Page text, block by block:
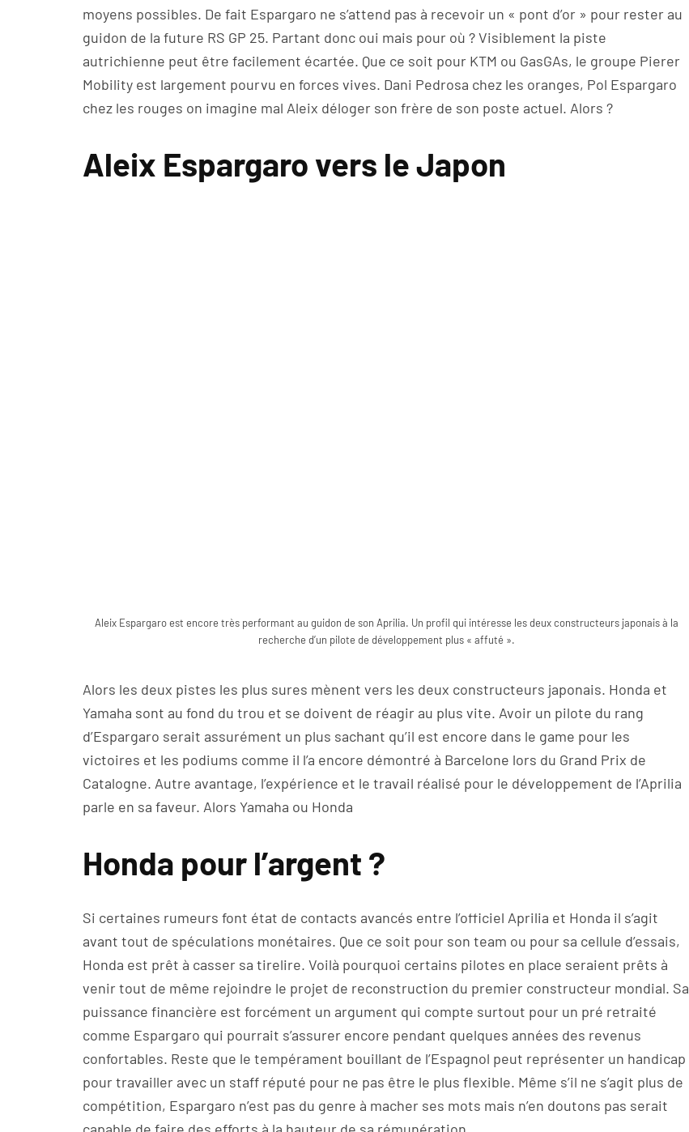
moyens possibles. De fait Espargaro ne s’attend pas à recevoir un « pont d’or » pour rester au
guidon de la future RS GP 25. Partant donc oui mais pour où ? Visiblement la piste
autrichienne peut être facilement écartée. Que ce soit pour KTM ou GasGAs, le groupe Pierer
Mobility est largement pourvu en forces vives. Dani Pedrosa chez les oranges, Pol Espargaro
chez les rouges on imagine mal Aleix déloger son frère de son poste actuel. Alors ?
Aleix Espargaro vers le Japon
Aleix Espargaro est encore très performant au guidon de son Aprilia. Un profil qui intéresse les deux constructeurs japonais à la
recherche d’un pilote de développement plus « affuté ».
Alors les deux pistes les plus sures mènent vers les deux constructeurs japonais. Honda et
Yamaha sont au fond du trou et se doivent de réagir au plus vite. Avoir un pilote du rang
d’Espargaro serait assurément un plus sachant qu’il est encore dans le game pour les
victoires et les podiums comme il l’a encore démontré à Barcelone lors du Grand Prix de
Catalogne. Autre avantage, l’expérience et le travail réalisé pour le développement de l’Aprilia
parle en sa faveur. Alors Yamaha ou Honda
Honda pour l’argent ?
Si certaines rumeurs font état de contacts avancés entre l’officiel Aprilia et Honda il s’agit
avant tout de spéculations monétaires. Que ce soit pour son team ou pour sa cellule d’essais,
Honda est prêt à casser sa tirelire. Voilà pourquoi certains pilotes en place seraient prêts à
venir tout de même rejoindre le projet de reconstruction du premier constructeur mondial. Sa
puissance financière est forcément un argument qui compte surtout pour un pré retraité
comme Espargaro qui pourrait s’assurer encore pendant quelques années des revenus
confortables. Reste que le tempérament bouillant de l’Espagnol peut représenter un handicap
pour travailler avec un staff réputé pour ne pas être le plus flexible. Même s’il ne s’agit plus de
compétition, Espargaro n’est pas du genre à macher ses mots mais n’en doutons pas serait